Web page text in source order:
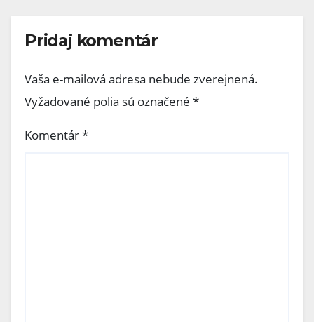
Pridaj komentár
Vaša e-mailová adresa nebude zverejnená.
Vyžadované polia sú označené *
Komentár*